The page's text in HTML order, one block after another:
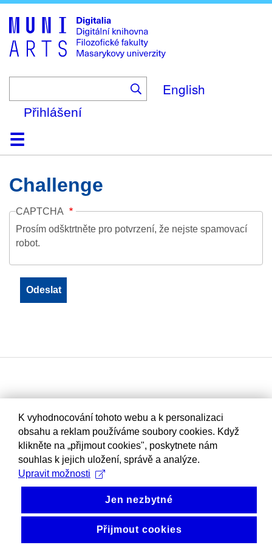
to
main
content
English
Přihlášení
DomůKolekce
Prohlížení
Vyhledávání
O platformě
Nápověda
KontaktDigitalia
Challenge
CAPTCHA
Prosím odšktrtněte pro potvrzení, že nejste spamovací
robot.
K vyhodnocování tohoto webu a k personalizaci
obsahu a reklam používáme soubory cookies. Když
klikněte na „přijmout cookies", poskytnete nám
souhlas k jejich uložení, správě a analýze.
Upravit možnosti
Jen nezbytné
Přijmout cookies